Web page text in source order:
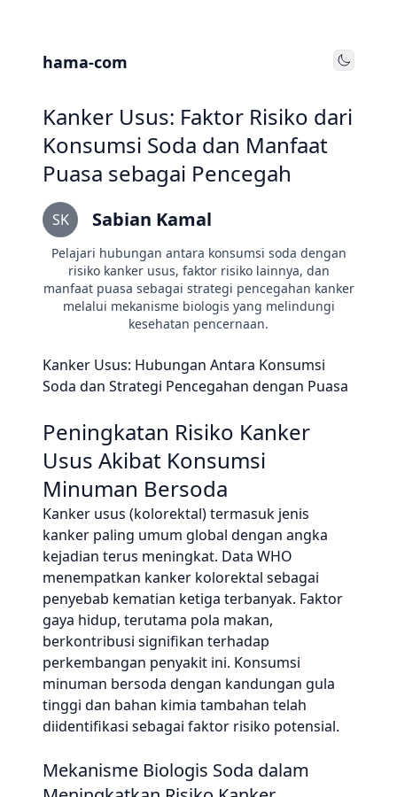
hama-com Toggle
Kanker Usus: Faktor Risiko dari
Konsumsi Soda dan Manfaat
Puasa sebagai Pencegah
SK Sabian Kamal
Pelajari hubungan antara konsumsi soda dengan
risiko kanker usus, faktor risiko lainnya, dan
manfaat puasa sebagai strategi pencegahan kanker
melalui mekanisme biologis yang melindungi
kesehatan pencernaan.
Kanker Usus: Hubungan Antara Konsumsi
Soda dan Strategi Pencegahan dengan Puasa
Peningkatan Risiko Kanker
Usus Akibat Konsumsi
Minuman Bersoda
Kanker usus (kolorektal) termasuk jenis
kanker paling umum global dengan angka
kejadian terus meningkat. Data WHO
menempatkan kanker kolorektal sebagai
penyebab kematian ketiga terbanyak. Faktor
gaya hidup, terutama pola makan,
berkontribusi signifikan terhadap
perkembangan penyakit ini. Konsumsi
minuman bersoda dengan kandungan gula
tinggi dan bahan kimia tambahan telah
diidentifikasi sebagai faktor risiko potensial.
Mekanisme Biologis Soda dalam